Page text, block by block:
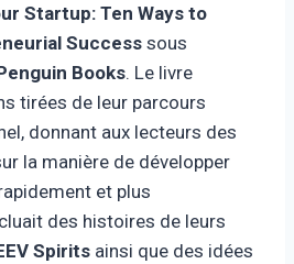
Startup: Ten Ways to
Success sous
Books. Le livre
tirées de leur parcours
donnant aux lecteurs des
la manière de développer
et plus
des histoires de leurs
Spirits ainsi que des idées